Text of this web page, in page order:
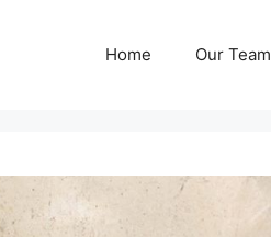
Home Our Team